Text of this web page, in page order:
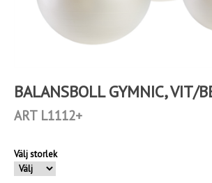
BALANSBOLL GYMNIC, VIT/
ART L1112+
Välj storlek